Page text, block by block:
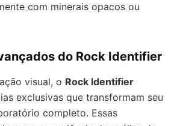
com minerais opacos ou
do Rock Identifier
visual, o Rock Identifier
exclusivas que transformam seu
completo. Essas